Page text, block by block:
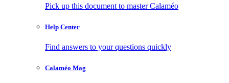
Pick up this document to master Calaméo
Help Center
Find answers to your questions quickly
Calaméo Mag